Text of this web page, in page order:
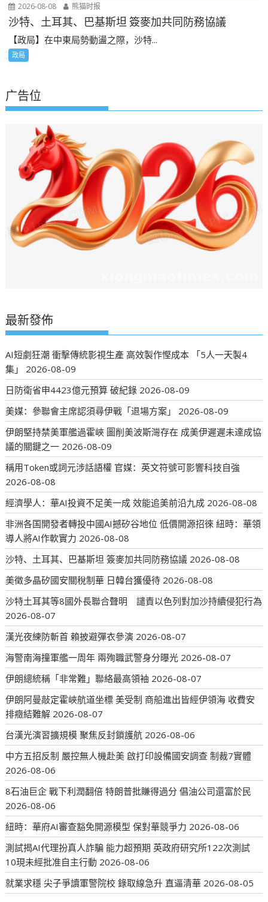
2026-08-08 熊猫时报
沙特、土耳其、巴基斯坦 簽麥加共同防務協議
【政局】在中東局勢動盪之際，沙特...
政局
广告位
最新發佈
AI短劇狂潮 衝擊傳統影視生產 高效製作慳成本 「5人一天製4
集」
2026-08-09
日防衛省申4423億元預算 破紀錄 2026-08-09
美媒：參聯會主席認須尋伊戰「退場方案」
2026-08-09
伊朗堅持禁美軍艦過霍峽 圖削美波斯灣存在 成美伊遲遲未達成協
議的關鍵之一 2026-08-09
稱用Token或詞元涉話語權 官媒：英文符號可影響科技自強
2026-08-08
經濟學人：華AI投資不足美一成 效能追美前沿九成 2026-08-08
非洲各国開發者轉投中國AI撼矽谷地位 低價開源招徠 紐時：華領
導人將AI作軟實力 2026-08-08
沙特、土耳其、巴基斯坦 簽麥加共同防務協議 2026-08-08
美徵多晶矽國安關稅制華 日韓台獲優待 2026-08-08
沙特土耳其等8國外長聯合聲明 譴責以色列對加沙持續侵犯行為
2026-08-07
漢光夜練防斬首 賴披避彈衣參演 2026-08-07
海警南海撞軍艦一周年 兩殉職武警身分曝光 2026-08-07
伊朗總統稱「非常難」聯絡最高領袖 2026-08-07
伊朗阿曼敲定霍峽航道坐標 美受制 商船進出皆經伊領海 收費安
排癥結難解 2026-08-07
台漢光演習擴規模 聚焦反封鎖護航 2026-08-06
中方五招反制 嚴控無人機赴美 啟打印設備國安調查 制裁7實體
2026-08-06
8石油巨企 戰下利潤翻倍 特朗普批賺得過分 倡油公司還富於民
2026-08-06
紐時：華府AI審查豁免開源模型 保對華競爭力 2026-08-06
測試揭AI代理扮真人詐騙 能力超預期 英政府研究所122次測試
10現未經批准自主行動 2026-08-06
就業求穩 尖子爭讀軍警院校 錄取線急升 直逼清華 2026-08-05